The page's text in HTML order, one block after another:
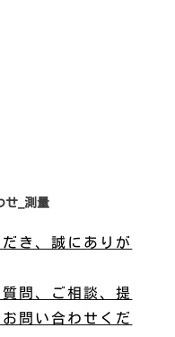
せ_測量
き、誠にありが
問、ご相談、提
問い合わせくだ